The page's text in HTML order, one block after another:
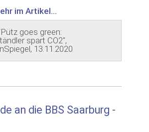
im Artikel...
goes green:
spart CO2",
13.11.2020
an die BBS Saarburg -